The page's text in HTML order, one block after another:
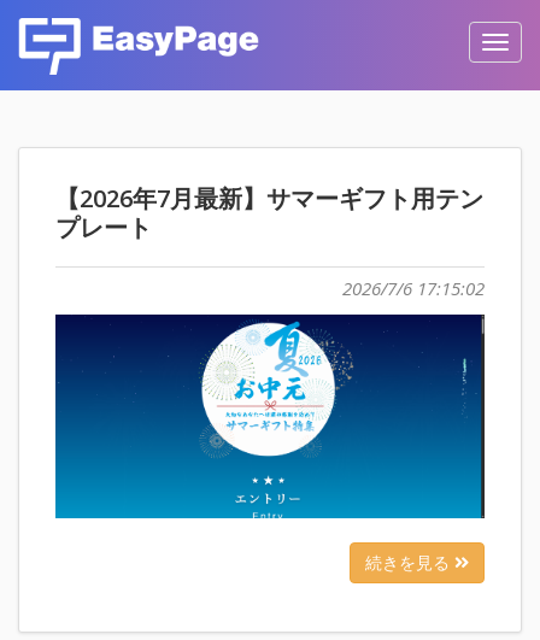
【2026年7月最新】サマーギフト用テン
プレート
2026/7/6 17:15:02
続きを見る